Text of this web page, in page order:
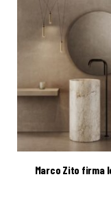
Marco Zito firma